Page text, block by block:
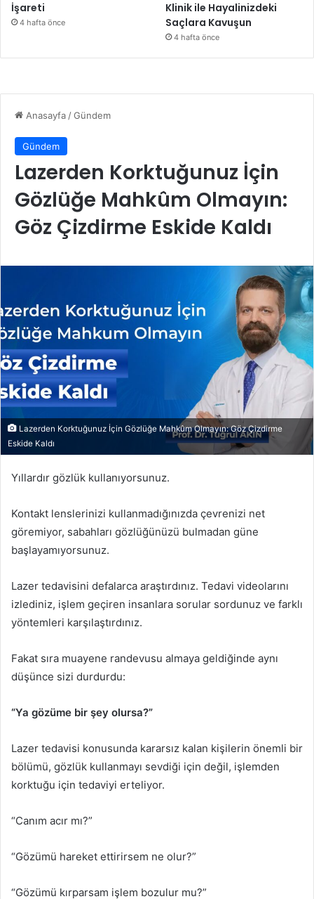
İşareti
4 hafta önce
Klinik ile Hayalinizdeki
Saçlara Kavuşun
4 hafta önce